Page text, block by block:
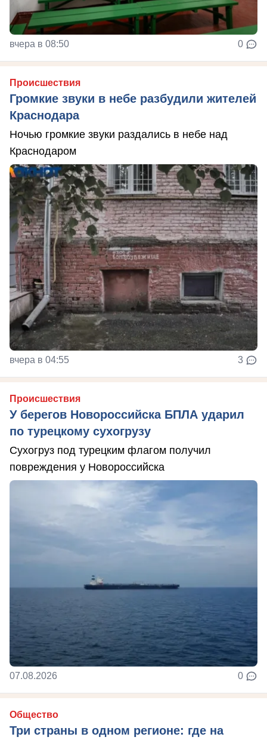
вчера в 08:50 0
Происшествия
Громкие звуки в небе разбудили жителей
Краснодара
Ночью громкие звуки раздались в небе над
Краснодаром
вчера в 04:55 3
Происшествия
У берегов Новороссийска БПЛА ударил
по турецкому сухогрузу
Сухогруз под турецким флагом получил
повреждения у Новороссийска
07.08.2026 0
Общество
Три страны в одном регионе: где на